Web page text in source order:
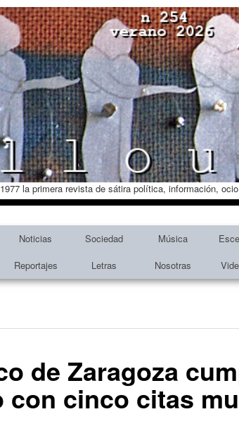
la primera revista de sátira política, información,
Noticias Sociedad Música
Reportajes Letras Nosotras
de Zaragoza
cinco citas